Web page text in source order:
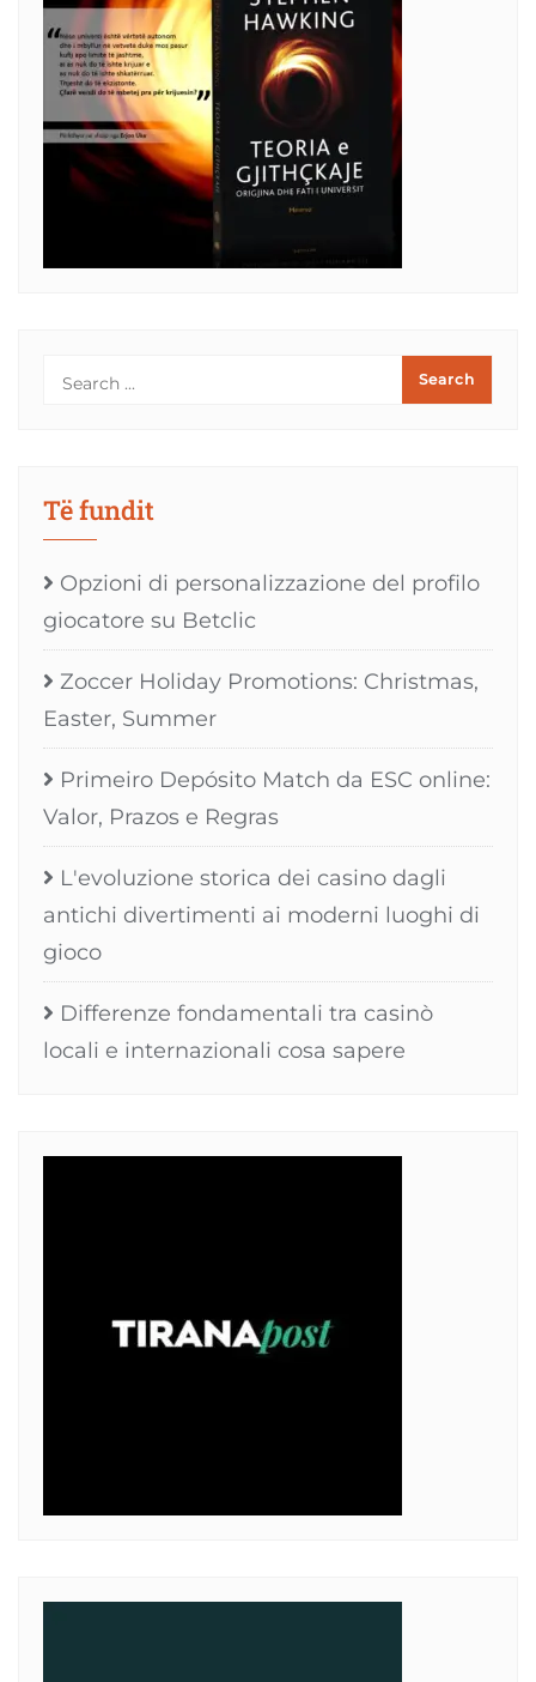
Të fundit
Opzioni di personalizzazione del profilo
giocatore su Betclic
Zoccer Holiday Promotions: Christmas,
Easter, Summer
Primeiro Depósito Match da ESC online:
Valor, Prazos e Regras
L'evoluzione storica dei casino dagli
antichi divertimenti ai moderni luoghi di
gioco
Differenze fondamentali tra casinò
locali e internazionali cosa sapere